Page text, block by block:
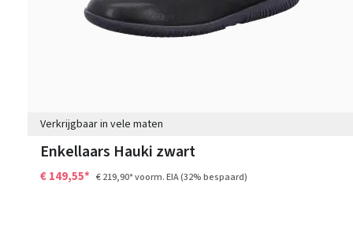
Verkrijgbaar in vele maten
Enkellaars Hauki zwart
€ 149,55* € 219,90*voorm. EIA(32% bespaard)